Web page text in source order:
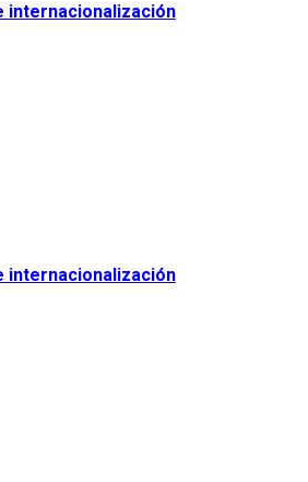
internacionalización
internacionalización